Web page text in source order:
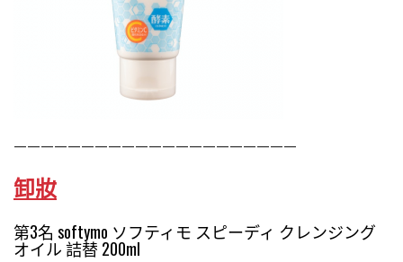
—————————————————————
卸妝
第3名 softymo ソフティモ スピーディ クレンジング
オイル 詰替 200ml